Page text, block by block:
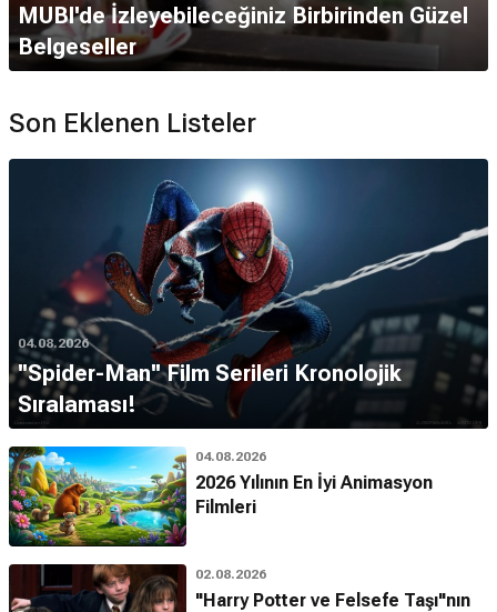
MUBI'de İzleyebileceğiniz Birbirinden Güzel
Belgeseller
Son Eklenen Listeler
04.08.2026
''Spider-Man'' Film Serileri Kronolojik
Sıralaması!
04.08.2026
2026 Yılının En İyi Animasyon
Filmleri
02.08.2026
"Harry Potter ve Felsefe Taşı"nın